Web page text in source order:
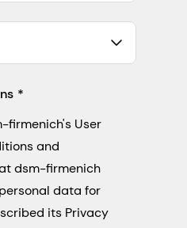
firmenich's User
and
dsm-firmenich
data for
its Privacy